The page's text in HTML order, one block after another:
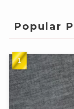
Popular